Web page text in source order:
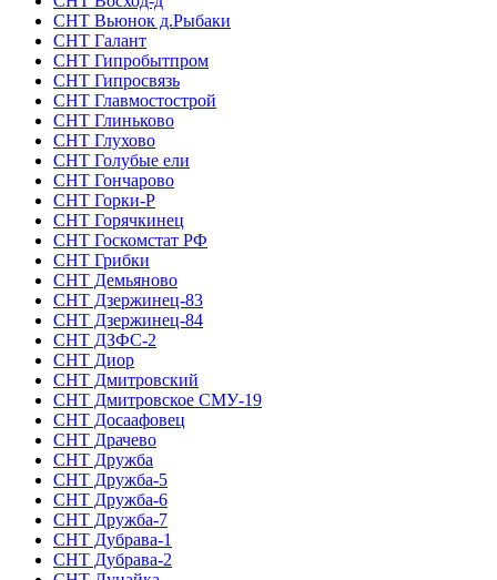
СНТ Вьюнок д.Рыбаки
СНТ Галант
СНТ Гипробытпром
СНТ Гипросвязь
СНТ Главмостострой
СНТ Глиньково
СНТ Глухово
СНТ Голубые ели
СНТ Гончарово
СНТ Горки-Р
СНТ Горячкинец
СНТ Госкомстат РФ
СНТ Грибки
СНТ Демьяново
СНТ Дзержинец-83
СНТ Дзержинец-84
СНТ ДЗФС-2
СНТ Диор
СНТ Дмитровский
СНТ Дмитровское СМУ-19
СНТ Досаафовец
СНТ Драчево
СНТ Дружба
СНТ Дружба-5
СНТ Дружба-6
СНТ Дружба-7
СНТ Дубрава-1
СНТ Дубрава-2